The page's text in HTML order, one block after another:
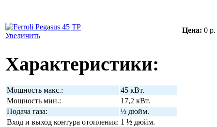
Увеличить
Цена: 0 р.
Характеристики:
Мощность макс.:
45 кВт.
Мощность мин.:
17,2 кВт.
Подача газа:
½ дюйм.
Вход и выход контура отопления: 1 ½ дюйм.